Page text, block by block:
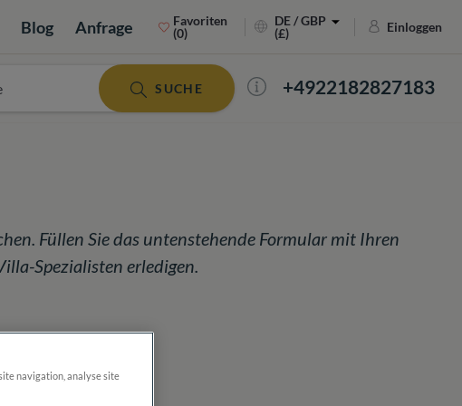
Blog Anfrage
Favoriten
(0)
DE / GBP
(£)
Einloggen
+4922182827183
SUCHE
Füllen Sie das untenstehende Formular mit Ihren
Spezialisten erledigen.
navigation, analyse site